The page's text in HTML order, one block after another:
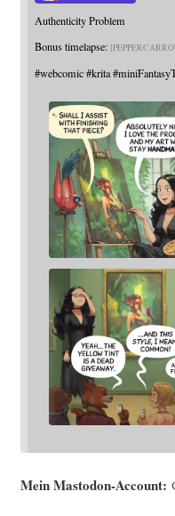
Authenticity Problem
Bonus timelapse:
#webcomic #krita #
Mein Mast­o­don-Account: